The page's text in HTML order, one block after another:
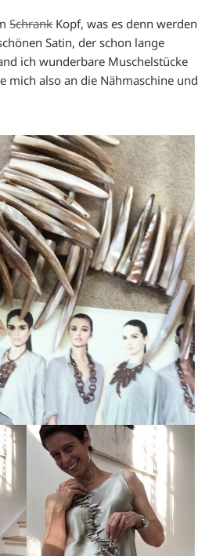
SchrankKopf, was es denn werden
Satin, der schon lange
ich wunderbare Muschelstücke
mich also an die Nähmaschine und